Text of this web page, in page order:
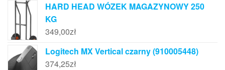
HARD HEAD WÓZEK MAGAZYNOWY 250
KG
349,00zł
Logitech MX Vertical czarny (910005448)
374,25zł